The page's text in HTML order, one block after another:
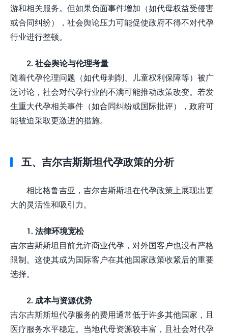
游和相关服务。但如果负面事件增加（如代母权益受侵害
或合同纠纷），社会舆论压力可能促使政府不得不对代孕
行业进行整顿。
2. 社会舆论与伦理考量
随着代孕伦理问题（如代母剥削、儿童权利保障等）被广
泛讨论，社会对代孕行业的不满可能推动政策改变。若发
生重大代孕相关事件（如合同纠纷或国际批评），政府可
能被迫采取更激进的措施。
五、吉尔吉斯斯坦代孕政策的分析
相比格鲁吉亚，吉尔吉斯斯坦在代孕政策上展现出更
大的灵活性和吸引力。
1. 法律环境宽松
吉尔吉斯斯坦目前允许商业代孕，对外国客户也没有严格
限制。这使其成为国际客户在其他国家政策收紧后的重要
选择。
2. 成本与资源优势
吉尔吉斯斯坦代孕服务的费用通常低于许多其他国家，且
医疗服务水平稳定。当地代母资源较丰富，且社会对代孕